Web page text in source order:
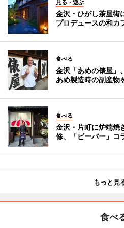
見る・遊ぶ
金沢・ひがし茶屋
プロデュースの和カ
食べる
金沢「あめの俵屋
あめ製造時の副産物
食べる
金沢・片町に炉端
修、「ビーバー」コ
もっと見
食べ